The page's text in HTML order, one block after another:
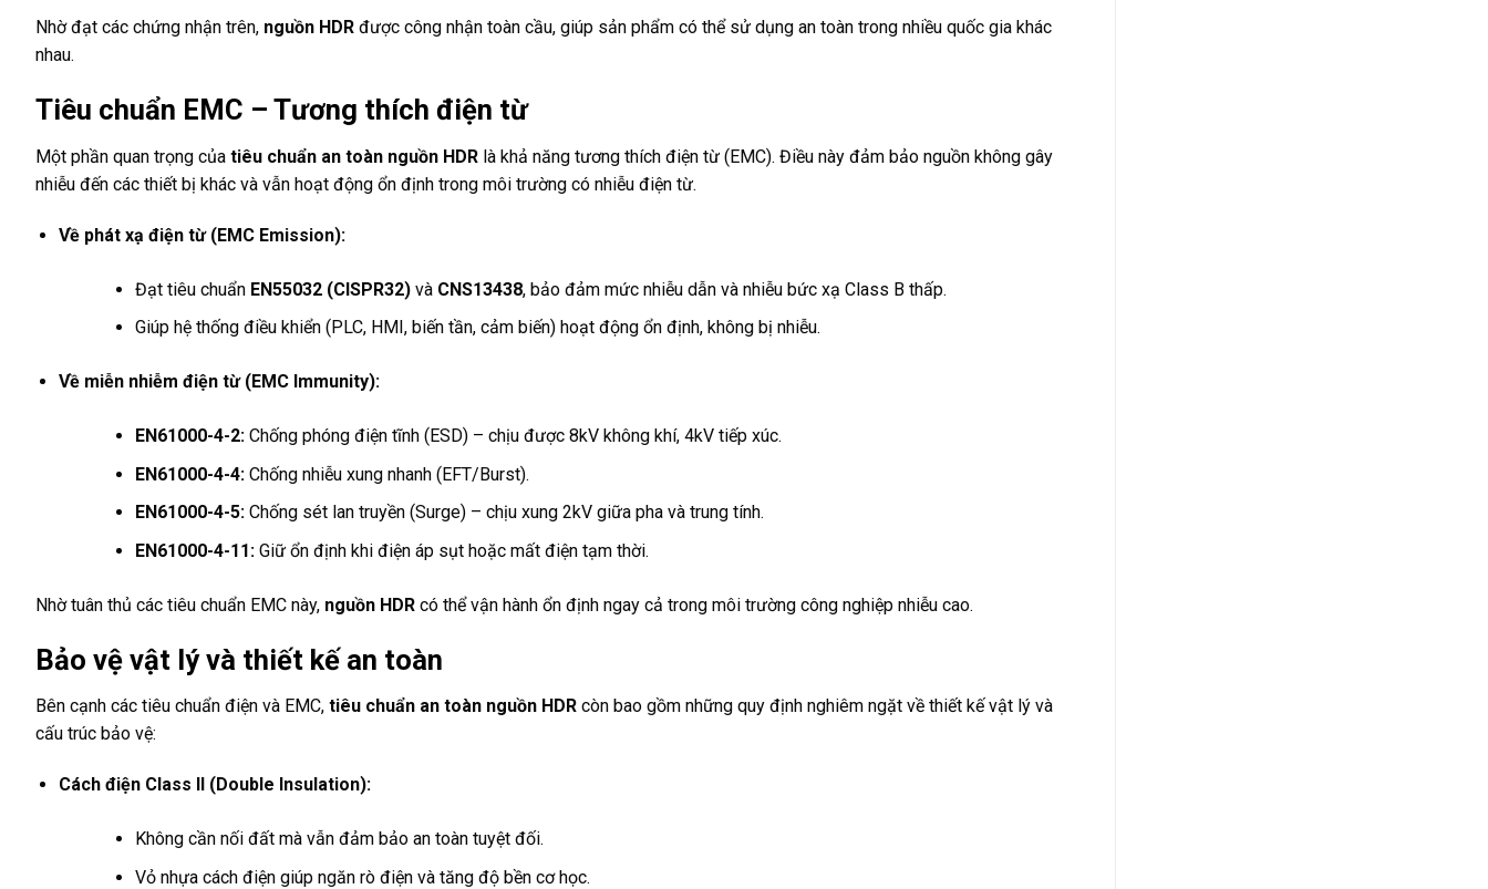
Nhờ đạt các chứng nhận trên, nguồn HDR được công nhận toàn cầu, giúp sản phẩm có thể sử dụng an toàn trong nhiều quốc gia khác
nhau.
Tiêu chuẩn EMC – Tương thích điện từ
Một phần quan trọng của tiêu chuẩn an toàn nguồn HDR là khả năng tương thích điện từ (EMC). Điều này đảm bảo nguồn không gây
nhiễu đến các thiết bị khác và vẫn hoạt động ổn định trong môi trường có nhiễu điện từ.
Về phát xạ điện từ (EMC Emission):
Đạt tiêu chuẩn EN55032 (CISPR32)và CNS13438, bảo đảm mức nhiễu dẫn và nhiễu bức xạ Class B thấp.
Giúp hệ thống điều khiển (PLC, HMI, biến tần, cảm biến) hoạt động ổn định, không bị nhiễu.
Về miễn nhiễm điện từ (EMC Immunity):
EN61000-4-2:Chống phóng điện tĩnh (ESD) – chịu được 8kV không khí, 4kV tiếp xúc.
EN61000-4-4:Chống nhiễu xung nhanh (EFT/Burst).
EN61000-4-5:Chống sét lan truyền (Surge) – chịu xung 2kV giữa pha và trung tính.
EN61000-4-11:Giữ ổn định khi điện áp sụt hoặc mất điện tạm thời.
Nhờ tuân thủ các tiêu chuẩn EMC này, nguồn HDR có thể vận hành ổn định ngay cả trong môi trường công nghiệp nhiễu cao.
Bảo vệ vật lý và thiết kế an toàn
Bên cạnh các tiêu chuẩn điện và EMC, tiêu chuẩn an toàn nguồn HDR còn bao gồm những quy định nghiêm ngặt về thiết kế vật lý và
cấu trúc bảo vệ:
Cách điện Class II (Double Insulation):
Không cần nối đất mà vẫn đảm bảo an toàn tuyệt đối.
Vỏ nhựa cách điện giúp ngăn rò điện và tăng độ bền cơ học.